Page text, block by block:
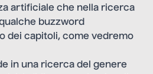
artificiale che nella ricerca
buzzword
dei capitoli, come vedremo
in una ricerca del genere